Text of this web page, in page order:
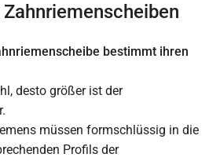
bestimmt ihren
desto größer ist der
müssen formschlüssig in die
Profils der